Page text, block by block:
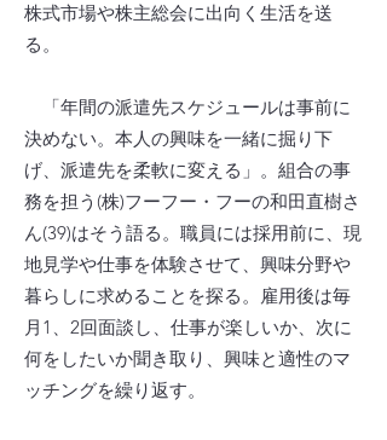
株式市場や株主総会に出向く生活を送
る。
「年間の派遣先スケジュールは事前に
決めない。本人の興味を一緒に掘り下
げ、派遣先を柔軟に変える」。組合の事
務を担う(株)フーフー・フーの和田直樹さ
ん(39)はそう語る。職員には採用前に、現
地見学や仕事を体験させて、興味分野や
暮らしに求めることを探る。雇用後は毎
月1、2回面談し、仕事が楽しいか、次に
何をしたいか聞き取り、興味と適性のマ
ッチングを繰り返す。